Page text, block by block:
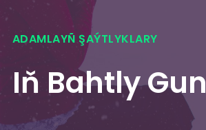
ADAMLAYÑ ŞAÝTLYKLARY
Iň Bahtly Gun